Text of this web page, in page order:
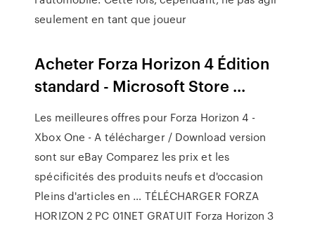
seulement en tant que joueur
Acheter Forza Horizon 4 Édition
standard - Microsoft Store ...
Les meilleures offres pour Forza Horizon 4 -
Xbox One - A télécharger / Download version
sont sur eBay Comparez les prix et les
spécificités des produits neufs et d'occasion
Pleins d'articles en … TÉLÉCHARGER FORZA
HORIZON 2 PC 01NET GRATUIT Forza Horizon 3